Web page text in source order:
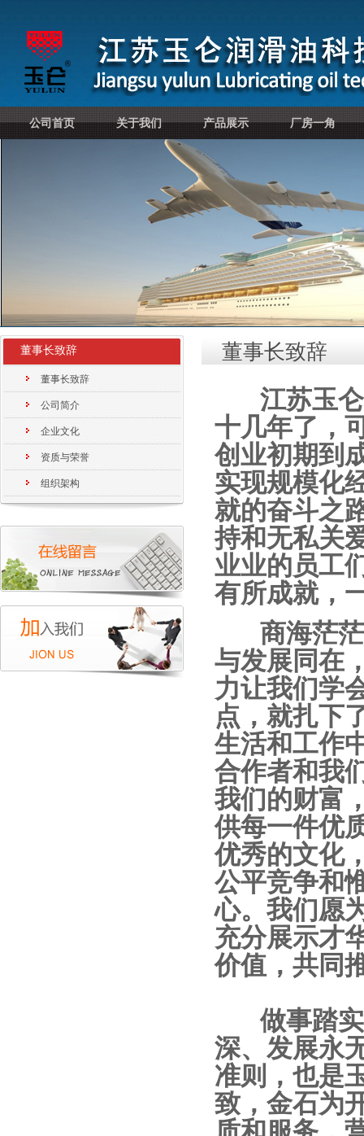
公司首页 关于我们 产品展示 厂房一角
董事长致辞
董事长致辞
公司简介
企业文化
资质与荣誉
组织架构
董事长致辞
江苏玉仑
十几年了，
创业初期到
实现规模化
就的奋斗之
持和无私关
业业的员工
有所成就，
商海茫茫
与发展同在
力让我们学
点，就扎下
生活和工作
合作者和我
我们的财富
供每一件优
优秀的文化
公平竞争和
心。我们愿
充分展示才
价值，共同
做事踏实
深、发展永
准则，也是
致，金石为